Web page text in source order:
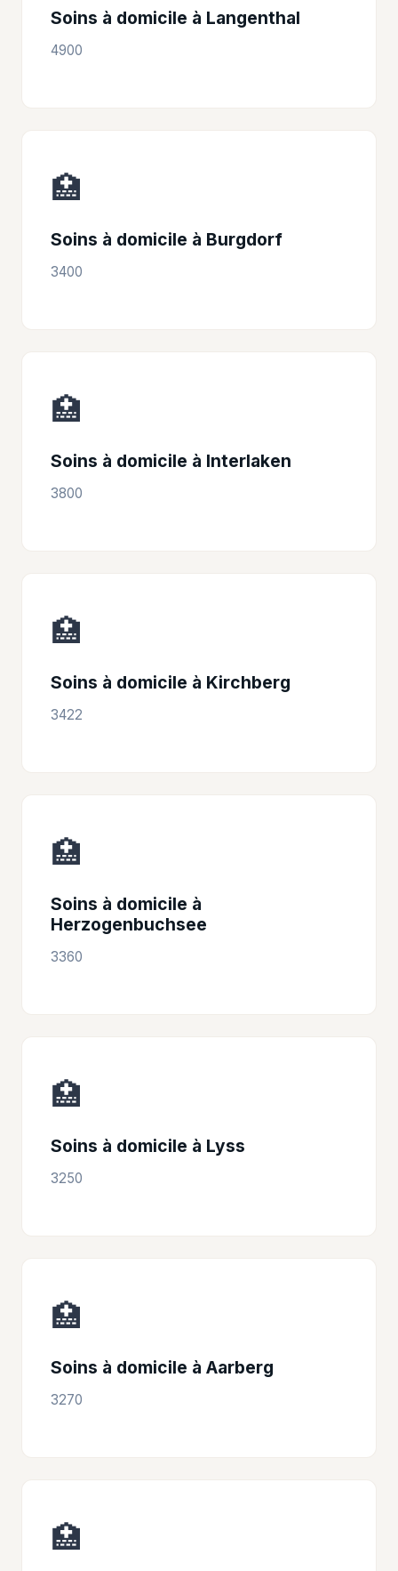
Soins à domicile à Langenthal
4900
🏥
Soins à domicile à Burgdorf
3400
🏥
Soins à domicile à Interlaken
3800
🏥
Soins à domicile à Kirchberg
3422
🏥
Soins à domicile à
Herzogenbuchsee
3360
🏥
Soins à domicile à Lyss
3250
🏥
Soins à domicile à Aarberg
3270
🏥